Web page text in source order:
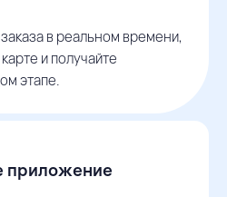
в реальном времени,
и получайте
этапе.
приложение